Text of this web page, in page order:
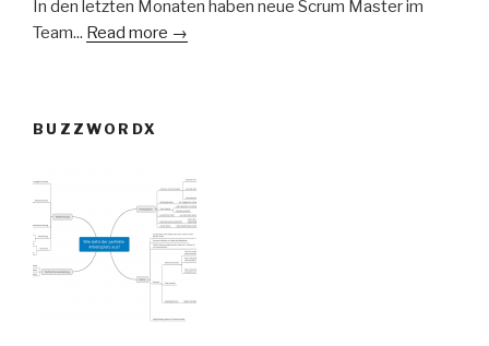
In den letzten Monaten haben neue Scrum Master im
Team... Read more →
BUZZWORDX